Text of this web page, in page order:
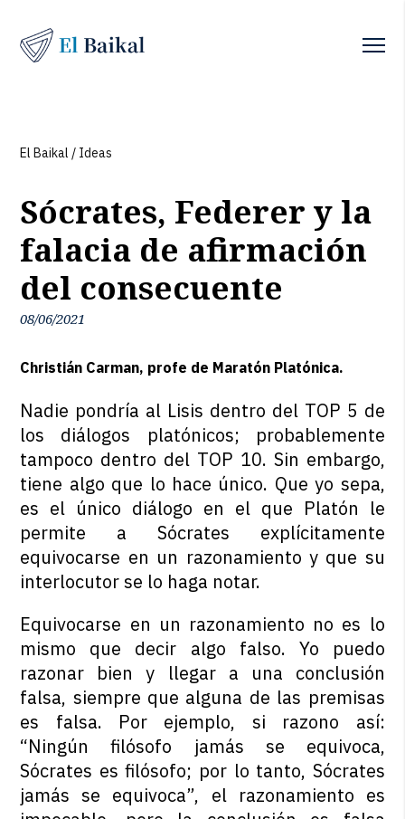
El Baikal / Ideas
Sócrates, Federer y la
falacia de afirmación
del consecuente
08/06/2021
Christián Carman, profe de Maratón Platónica.
Nadie pondría al Lisis dentro del TOP 5 de
los diálogos platónicos; probablemente
tampoco dentro del TOP 10. Sin embargo,
tiene algo que lo hace único. Que yo sepa,
es el único diálogo en el que Platón le
permite a Sócrates explícitamente
equivocarse en un razonamiento y que su
interlocutor se lo haga notar.
Equivocarse en un razonamiento no es lo
mismo que decir algo falso. Yo puedo
razonar bien y llegar a una conclusión
falsa, siempre que alguna de las premisas
es falsa. Por ejemplo, si razono así:
“Ningún filósofo jamás se equivoca,
Sócrates es filósofo; por lo tanto, Sócrates
jamás se equivoca”, el razonamiento es